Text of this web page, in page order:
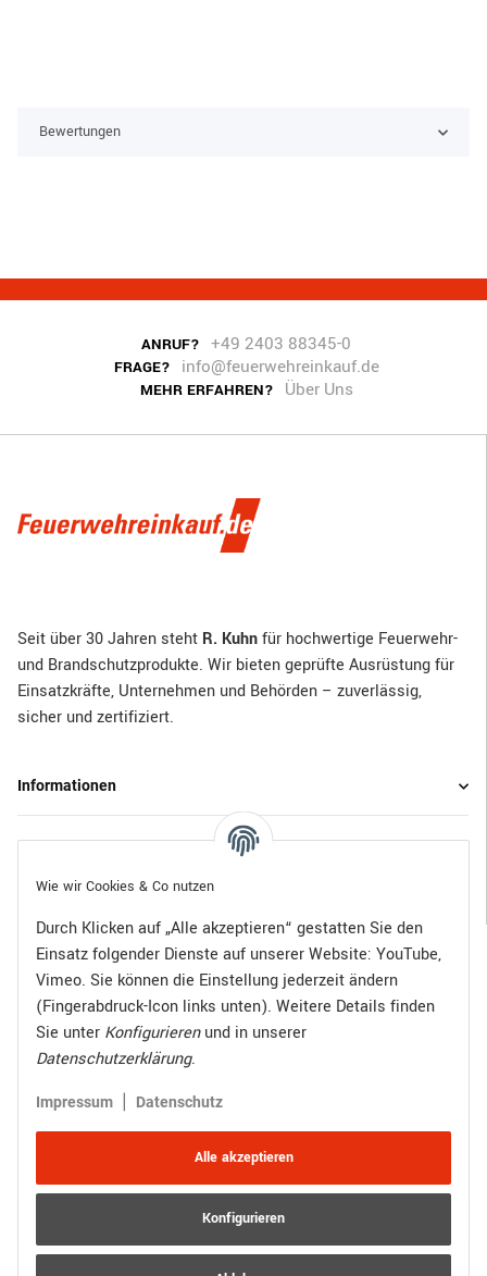
Alle akzeptieren
Konfigurieren
Wie wir Cookies & Co nutzen
Durch Klicken auf „Alle akzeptieren“ gestatten Sie den
Einsatz folgender Dienste auf unserer Website: YouTube,
Vimeo. Sie können die Einstellung jederzeit ändern
(Fingerabdruck-Icon links unten). Weitere Details finden
Sie unter Konfigurierenund in unserer
Datenschutzerklärung.
Impressum Datenschutz
Bewertungen
ANRUF? +49 2403 88345-0
FRAGE? info@feuerwehreinkauf.de
MEHR ERFAHREN? Über Uns
Seit über 30 Jahren steht R. Kuhnfür hochwertige Feuerwehr-
und Brandschutzprodukte. Wir bieten geprüfte Ausrüstung für
Einsatzkräfte, Unternehmen und Behörden – zuverlässig,
sicher und zertifiziert.
Informationen
Gesetzliche Informationen
Bezahlen Sie bequem per:
Zugestellt durch:
Vertrag widerrufen
* Alle Preise inkl. gesetzlicher USt., zzgl.Versand